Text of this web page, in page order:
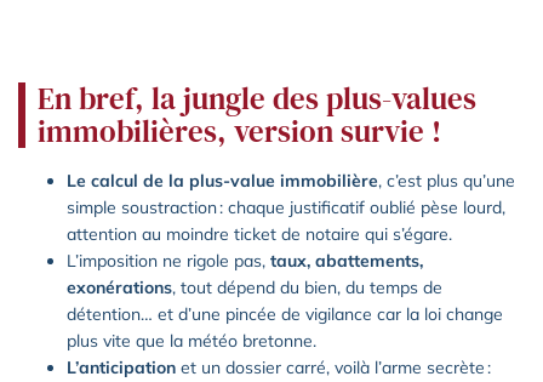
En bref, la jungle des plus-values
immobilières, version survie !
Le calcul de la plus-value immobilière, c’est plus qu’une
simple soustraction : chaque justificatif oublié pèse lourd,
attention au moindre ticket de notaire qui s’égare.
L’imposition ne rigole pas, taux, abattements,
exonérations, tout dépend du bien, du temps de
détention… et d’une pincée de vigilance car la loi change
plus vite que la météo bretonne.
L’anticipation et un dossier carré, voilà l’arme secrète :